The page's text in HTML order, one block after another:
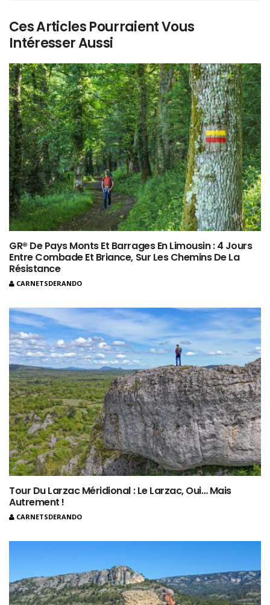
Ces Articles Pourraient Vous
Intéresser Aussi
GR® De Pays Monts Et Barrages En Limousin : 4 Jours
Entre Combade Et Briance, Sur Les Chemins De La
Résistance
CARNETSDERANDO
Tour Du Larzac Méridional : Le Larzac, Oui… Mais
Autrement !
CARNETSDERANDO